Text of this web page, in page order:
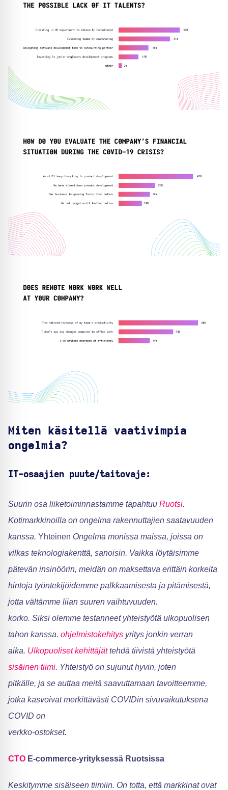
Miten käsitellä vaativimpia
ongelmia?
IT-osaajien puute/taitovaje:
Suurin osa liiketoiminnastamme tapahtuu Ruotsi.
Kotimarkkinoilla on ongelma rakennuttajien saatavuuden
kanssa. Yhteinen Ongelma monissa maissa, joissa on
vilkas teknologiakenttä, sanoisin. Vaikka löytäisimme
pätevän insinöörin, meidän on maksettava erittäin korkeita
hintoja työntekijöidemme palkkaamisesta ja pitämisestä,
jotta vältämme liian suuren vaihtuvuuden.
korko. Siksi olemme testanneet yhteistyötä ulkopuolisen
tahon kanssa. ohjelmistokehitys yritys jonkin verran
aika. Ulkopuoliset kehittäjättehdä tiivistä yhteistyötä
sisäinen tiimi. Yhteistyö on sujunut hyvin, joten
pitkälle, ja se auttaa meitä saavuttamaan tavoitteemme,
jotka kasvoivat merkittävästi COVIDin sivuvaikutuksena
COVID on
verkko-ostokset.
CTO E-commerce-yrityksessä Ruotsissa
Keskitymme sisäiseen tiimiin. On totta, että markkinat ovat